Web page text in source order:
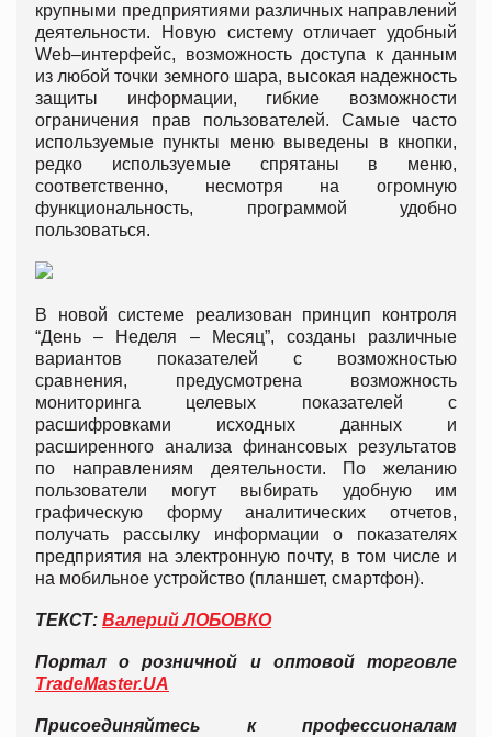
крупными предприятиями различных направлений
деятельности. Новую систему отличает удобный
Web–интерфейс, возможность доступа к данным
из любой точки земного шара, высокая надежность
защиты информации, гибкие возможности
ограничения прав пользователей. Самые часто
используемые пункты меню выведены в кнопки,
редко используемые спрятаны в меню,
соответственно, несмотря на огромную
функциональность, программой удобно
пользоваться.
В новой системе реализован принцип контроля
“День – Неделя – Месяц”, созданы различные
вариантов показателей с возможностью
сравнения, предусмотрена возможность
мониторинга целевых показателей с
расшифровками исходных данных и
расширенного анализа финансовых результатов
по направлениям деятельности. По желанию
пользователи могут выбирать удобную им
графическую форму аналитических отчетов,
получать рассылку информации о показателях
предприятия на электронную почту, в том числе и
на мобильное устройство (планшет, смартфон).
ТЕКСТ: Валерий ЛОБОВКО
Портал о розничной и оптовой торговле
TradeMaster.UA
Присоединяйтесь к профессионалам